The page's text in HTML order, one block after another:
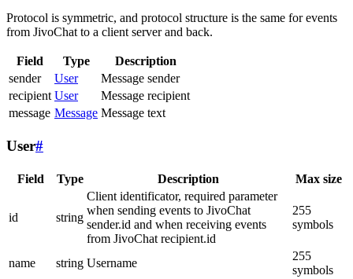
Protocol is symmetric, and protocol structure is the same for events
from JivoChat to a client server and back.
Field Type
Description
sender
User
Message sender
recipient User
Message recipient
message Message Message text
User#
Field Type Description Max size
id string
Client identificator, required parameter
when sending events to JivoChat
sender.id and when receiving events
from JivoChat recipient.id
255
symbols
name string Username
255
symbols